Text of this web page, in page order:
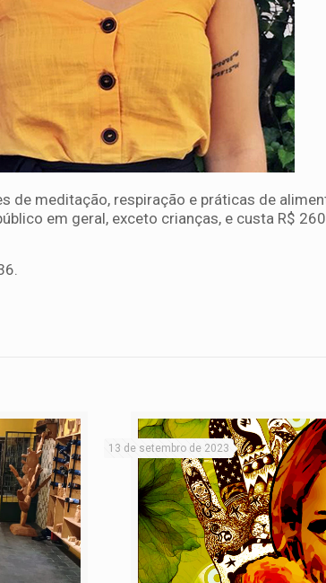
de meditação, respiração e práticas de
em geral, exceto crianças, e custa R$
13 de setembro de 2023